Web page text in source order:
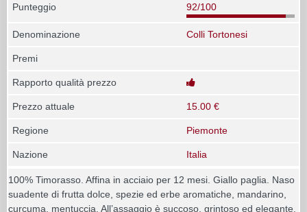
Punteggio 92/100
Denominazione Colli Tortonesi
Premi
Rapporto qualità prezzo
Prezzo attuale 15.00 €
Regione Piemonte
Nazione Italia
100% Timorasso. Affina in acciaio per 12 mesi. Giallo paglia. Naso
suadente di frutta dolce, spezie ed erbe aromatiche, mandarino,
curcuma, mentuccia. All’assaggio è succoso, grintoso ed elegante.